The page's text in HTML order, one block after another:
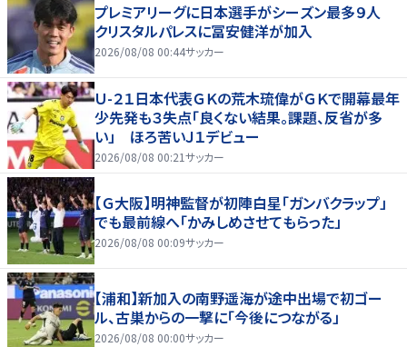
プレミアリーグに日本選手がシーズン最多９人
クリスタルパレスに冨安健洋が加入
2026/08/08 00:44サッカー
Ｕ-２１日本代表ＧＫの荒木琉偉がＧＫで開幕最年
少先発も３失点「良くない結果。課題、反省が多
い」 ほろ苦いＪ１デビュー
2026/08/08 00:21サッカー
【Ｇ大阪】明神監督が初陣白星「ガンバクラップ」
でも最前線へ「かみしめさせてもらった」
2026/08/08 00:09サッカー
【浦和】新加入の南野遥海が途中出場で初ゴー
ル、古巣からの一撃に「今後につながる」
2026/08/08 00:00サッカー